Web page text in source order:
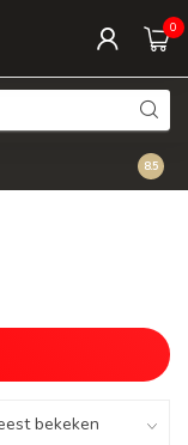
0
Snel
8.5